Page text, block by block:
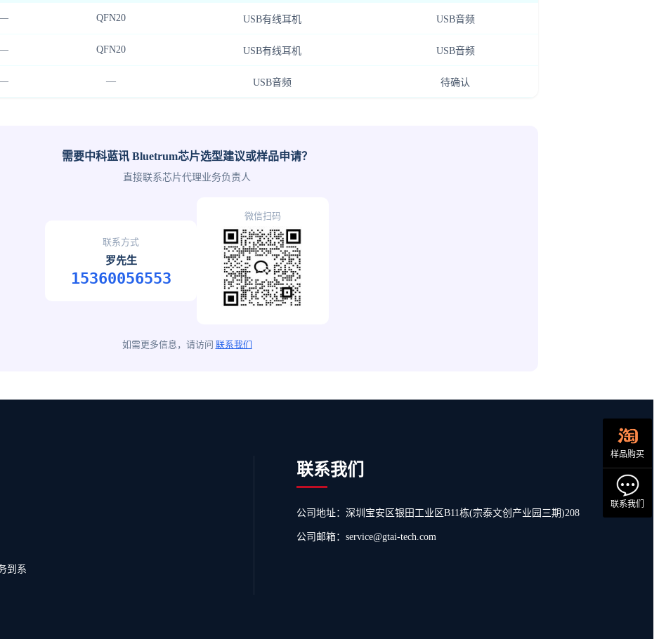
QFN20 USB有线耳机 USB音频
QFN20 USB有线耳机 USB音频
— USB音频 待确认
需要中科蓝讯 Bluetrum芯片选型建议或样品申请？
直接联系芯片代理业务负责人
联系方式
罗先生
15360056553
微信扫码
如需更多信息，请访问 联系我们
到系
联系我们
公司地址：深圳宝安区银田工业区B11栋(宗泰文创产业园三期)208
公司邮箱：service@gtai-tech.com
样品购买
联系我们